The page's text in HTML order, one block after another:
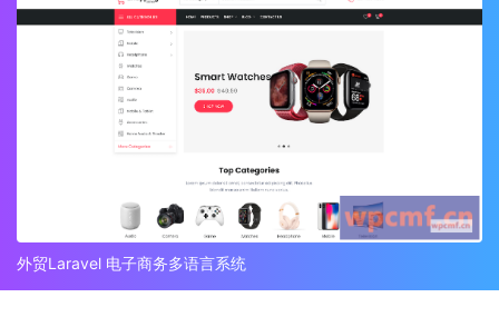
外贸Laravel 电子商务多语言系统